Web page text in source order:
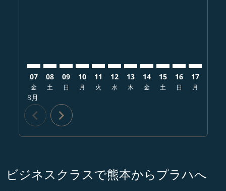
07
金
8月
08
土
09
日
10
月
11
火
12
水
13
木
14
金
15
土
16
日
17
月
chevron_left chevron_right
ビジネスクラスで熊本からプラハへ